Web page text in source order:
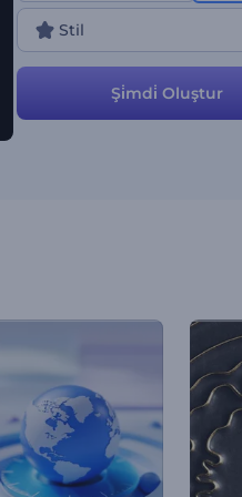
Stil
Şi̇mdi̇ Oluştur